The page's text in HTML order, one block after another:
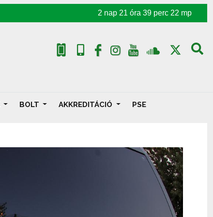
2 nap 21 óra 39 perc 20 mp
BOLT AKKREDITÁCIÓ PSE